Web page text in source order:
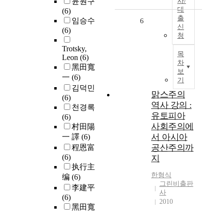
(6)
임승수
(6)
Trotsky,
Leon (6)
黑田寬
一 (6)
김덕민
(6)
천경록
(6)
村田陽
一 譯 (6)
程恩富
(6)
执行主
编 (6)
李建平
(6)
黑田寬
대
출
신
청
목
차
보
기
6
맑스주의
역사 강의 :
유토피아
사회주의에
서 아시아
공산주의까
지
한형식
그린비출판
사
2010